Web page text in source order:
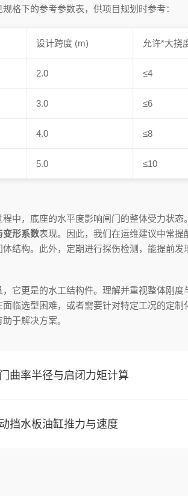
格下的参考参数表，供项目规划时参考：
设计跨度 (m) 允许*大挠
2.0 ≤4
3.0 ≤6
4.0 ≤8
5.0 ≤10
中，底座的水平度影响闸门的整体受力状
变形系数表现。因此，我们在运维建议中常提
结构。此外，定期进行探伤检测，能提前
它更是的水工结构件。理解并重视整体刚
临选型困难，或者需要针对特定工况的定
于解决方案。
曲率半径与启闭力矩计算
挡水板油缸推力与速度